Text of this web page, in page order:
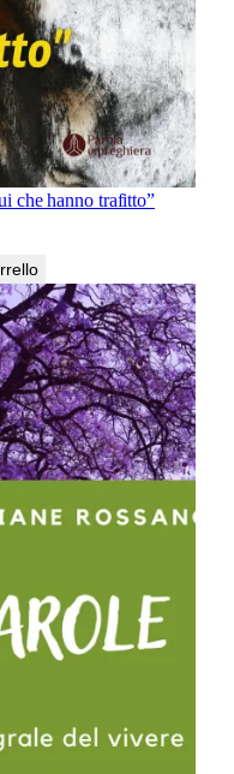
che hanno trafitto”